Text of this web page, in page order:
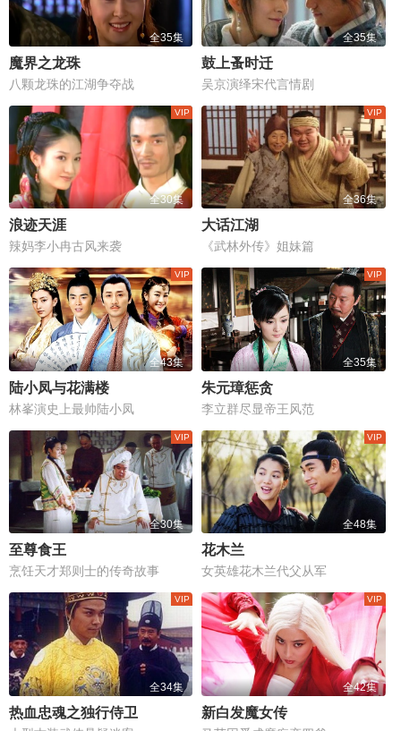
全35集
魔界之龙珠
八颗龙珠的江湖争夺战
全35集
鼓上蚤时迁
吴京演绎宋代言情剧
全30集
浪迹天涯
辣妈李小冉古风来袭
全36集
大话江湖
《武林外传》姐妹篇
全43集
陆小凤与花满楼
林峯演史上最帅陆小凤
全35集
朱元璋惩贪
李立群尽显帝王风范
全30集
至尊食王
烹饪天才郑则士的传奇故事
全48集
花木兰
女英雄花木兰代父从军
全34集
热血忠魂之独行侍卫
全42集
新白发魔女传